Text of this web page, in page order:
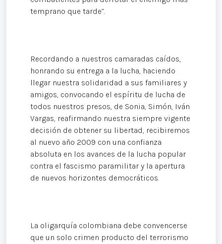
temprano que tarde”.
Recordando a nuestros camaradas caídos,
honrando su entrega a la lucha, haciendo
llegar nuestra solidaridad a sus familiares y
amigos, convocando el espíritu de lucha de
todos nuestros presos, de Sonia, Simón, Iván
Vargas, reafirmando nuestra siempre vigente
decisión de obtener su libertad, recibiremos
al nuevo año 2009 con una confianza
absoluta en los avances de la lucha popular
contra el fascismo paramilitar y la apertura
de nuevos horizontes democráticos.
La oligarquía colombiana debe convencerse
que un solo crimen producto del terrorismo